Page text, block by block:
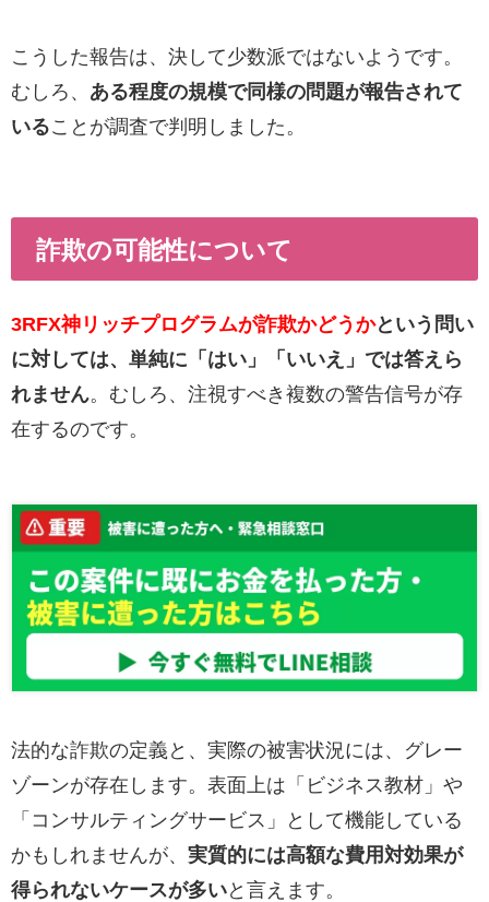
こうした報告は、決して少数派ではないようです。
むしろ、 ある程度の規模で同様の問題が報告されて
いることが調査で判明しました。
詐欺の可能性について
3RFX神リッチプログラムが詐欺かどうかという問い
に対しては、単純に「はい」「いいえ」では答えら
れません。むしろ、注視すべき複数の警告信号が存
在するのです。
法的な詐欺の定義と、実際の被害状況には、グレー
ゾーンが存在します。表面上は「ビジネス教材」や
「コンサルティングサービス」として機能している
かもしれませんが、 実質的には高額な費用対効果が
得られないケースが多いと言えます。